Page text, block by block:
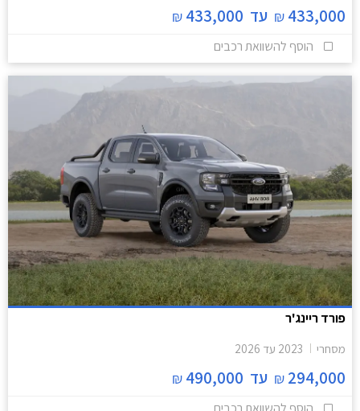
433,000
₪ עד 433,000
₪
הוסף להשוואת רכבים
פורד ריינג'ר
מסחרי 2023 עד 2026
294,000
₪ עד 490,000
₪